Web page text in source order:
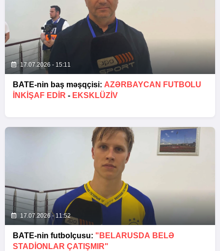
17.07.2026 - 15:11
BATE-nin baş məşqçisi: AZƏRBAYCAN FUTBOLU
INKIŞAF EDIR - EKSKLÜZİV
17.07.2026 - 11:52
BATE-nin futbolçusu: "BELARUSDA BELƏ
STADIONLAR ÇATIŞMIR"